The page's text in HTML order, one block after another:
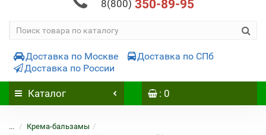
8(800) 350-89-95
Доставка по Москве
Доставка по СПб
Доставка по России
Каталог : 0
... Крема-бальзамы